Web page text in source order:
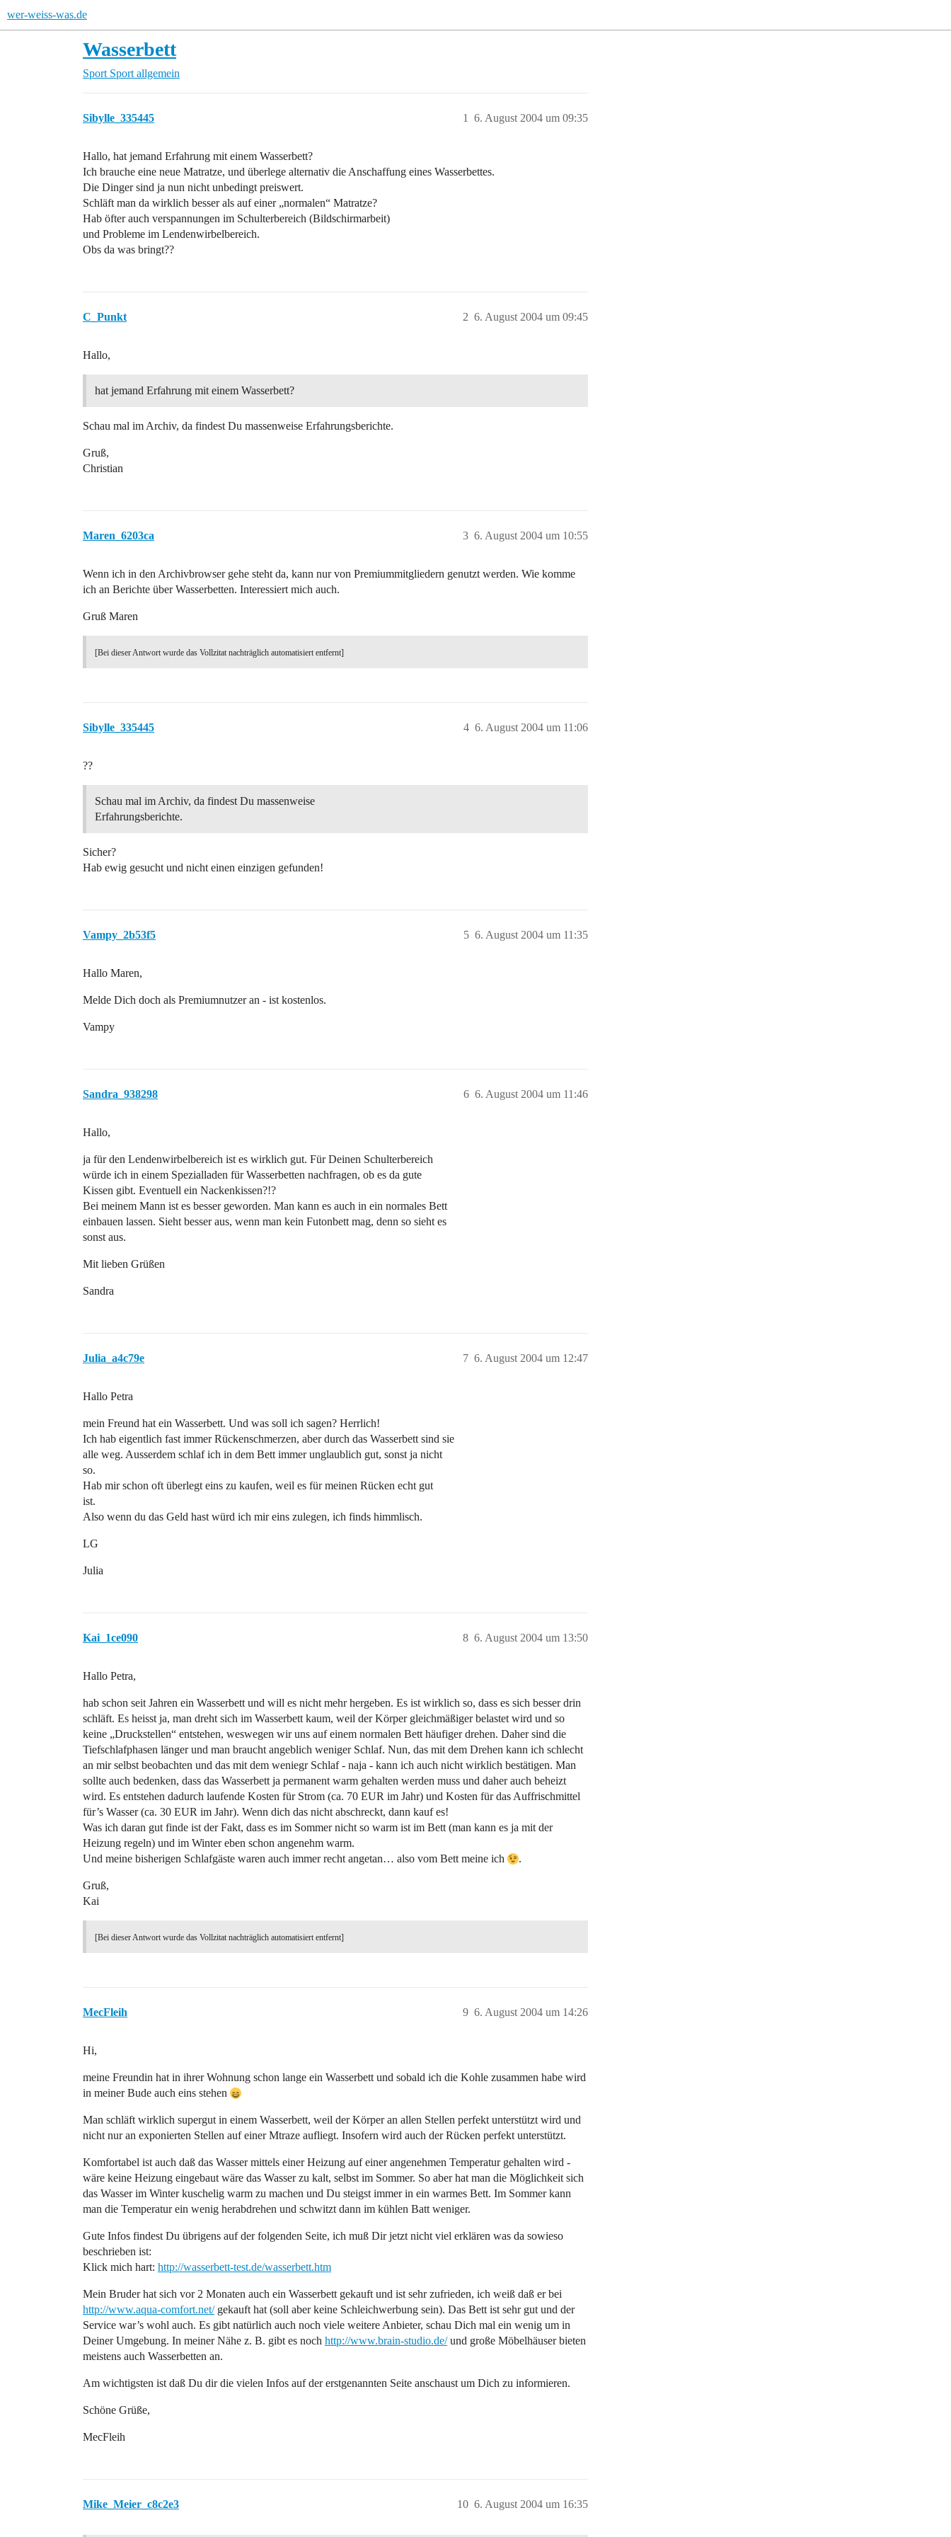
wer-weiss-was.de
Wasserbett
Sport Sport allgemein
Sibylle_335445 6. August 2004 um 09:35
1
Hallo, hat jemand Erfahrung mit einem Wasserbett?
Ich brauche eine neue Matratze, und überlege alternativ die Anschaffung eines Wasserbettes.
Die Dinger sind ja nun nicht unbedingt preiswert.
Schläft man da wirklich besser als auf einer „normalen“ Matratze?
Hab öfter auch verspannungen im Schulterbereich (Bildschirmarbeit)
und Probleme im Lendenwirbelbereich.
Obs da was bringt??
C_Punkt 6. August 2004 um 09:45
2
Hallo,
hat jemand Erfahrung mit einem Wasserbett?
Schau mal im Archiv, da findest Du massenweise Erfahrungsberichte.
Gruß,
Christian
Maren_6203ca 6. August 2004 um 10:55
3
Wenn ich in den Archivbrowser gehe steht da, kann nur von Premiummitgliedern genutzt werden. Wie komme
ich an Berichte über Wasserbetten. Interessiert mich auch.
Gruß Maren
[Bei dieser Antwort wurde das Vollzitat nachträglich automatisiert entfernt]
Sibylle_335445 6. August 2004 um 11:06
4
??
Schau mal im Archiv, da findest Du massenweise
Erfahrungsberichte.
Sicher?
Hab ewig gesucht und nicht einen einzigen gefunden!
Vampy_2b53f5 6. August 2004 um 11:35
5
Hallo Maren,
Melde Dich doch als Premiumnutzer an - ist kostenlos.
Vampy
Sandra_938298 6. August 2004 um 11:46
6
Hallo,
ja für den Lendenwirbelbereich ist es wirklich gut. Für Deinen Schulterbereich
würde ich in einem Spezialladen für Wasserbetten nachfragen, ob es da gute
Kissen gibt. Eventuell ein Nackenkissen?!?
Bei meinem Mann ist es besser geworden. Man kann es auch in ein normales Bett
einbauen lassen. Sieht besser aus, wenn man kein Futonbett mag, denn so sieht es
sonst aus.
Mit lieben Grüßen
Sandra
Julia_a4c79e 6. August 2004 um 12:47
7
Hallo Petra
mein Freund hat ein Wasserbett. Und was soll ich sagen? Herrlich!
Ich hab eigentlich fast immer Rückenschmerzen, aber durch das Wasserbett sind sie
alle weg. Ausserdem schlaf ich in dem Bett immer unglaublich gut, sonst ja nicht
so.
Hab mir schon oft überlegt eins zu kaufen, weil es für meinen Rücken echt gut
ist.
Also wenn du das Geld hast würd ich mir eins zulegen, ich finds himmlisch.
LG
Julia
Kai_1ce090 6. August 2004 um 13:50
8
Hallo Petra,
hab schon seit Jahren ein Wasserbett und will es nicht mehr hergeben. Es ist wirklich so, dass es sich besser drin
schläft. Es heisst ja, man dreht sich im Wasserbett kaum, weil der Körper gleichmäßiger belastet wird und so
keine „Druckstellen“ entstehen, weswegen wir uns auf einem normalen Bett häufiger drehen. Daher sind die
Tiefschlafphasen länger und man braucht angeblich weniger Schlaf. Nun, das mit dem Drehen kann ich schlecht
an mir selbst beobachten und das mit dem weniegr Schlaf - naja - kann ich auch nicht wirklich bestätigen. Man
sollte auch bedenken, dass das Wasserbett ja permanent warm gehalten werden muss und daher auch beheizt
wird. Es entstehen dadurch laufende Kosten für Strom (ca. 70 EUR im Jahr) und Kosten für das Auffrischmittel
für’s Wasser (ca. 30 EUR im Jahr). Wenn dich das nicht abschreckt, dann kauf es!
Was ich daran gut finde ist der Fakt, dass es im Sommer nicht so warm ist im Bett (man kann es ja mit der
Heizung regeln) und im Winter eben schon angenehm warm.
Und meine bisherigen Schlafgäste waren auch immer recht angetan… also vom Bett meine ich
.
Gruß,
Kai
[Bei dieser Antwort wurde das Vollzitat nachträglich automatisiert entfernt]
MecFleih 6. August 2004 um 14:26
9
Hi,
meine Freundin hat in ihrer Wohnung schon lange ein Wasserbett und sobald ich die Kohle zusammen habe wird
in meiner Bude auch eins stehen
Man schläft wirklich supergut in einem Wasserbett, weil der Körper an allen Stellen perfekt unterstützt wird und
nicht nur an exponierten Stellen auf einer Mtraze aufliegt. Insofern wird auch der Rücken perfekt unterstützt.
Komfortabel ist auch daß das Wasser mittels einer Heizung auf einer angenehmen Temperatur gehalten wird -
wäre keine Heizung eingebaut wäre das Wasser zu kalt, selbst im Sommer. So aber hat man die Möglichkeit sich
das Wasser im Winter kuschelig warm zu machen und Du steigst immer in ein warmes Bett. Im Sommer kann
man die Temperatur ein wenig herabdrehen und schwitzt dann im kühlen Batt weniger.
Gute Infos findest Du übrigens auf der folgenden Seite, ich muß Dir jetzt nicht viel erklären was da sowieso
beschrieben ist:
Klick mich hart: http://wasserbett-test.de/wasserbett.htm
Mein Bruder hat sich vor 2 Monaten auch ein Wasserbett gekauft und ist sehr zufrieden, ich weiß daß er bei
http://www.aqua-comfort.net/gekauft hat (soll aber keine Schleichwerbung sein). Das Bett ist sehr gut und der
Service war’s wohl auch. Es gibt natürlich auch noch viele weitere Anbieter, schau Dich mal ein wenig um in
Deiner Umgebung. In meiner Nähe z. B. gibt es noch http://www.brain-studio.de/und große Möbelhäuser bieten
meistens auch Wasserbetten an.
Am wichtigsten ist daß Du dir die vielen Infos auf der erstgenannten Seite anschaust um Dich zu informieren.
Schöne Grüße,
MecFleih
Mike_Meier_c8c2e3 6. August 2004 um 16:35
10